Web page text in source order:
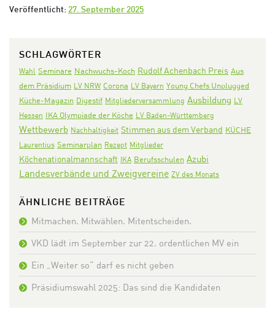
Veröffentlicht: 27. September 2025
SCHLAGWÖRTER
Wahl Seminare Nachwuchs-Koch Rudolf Achenbach Preis Aus
dem Präsidium LV NRW Corona LV Bayern Young Chefs Unplugged
Küche-Magazin Digestif Mitgliederversammlung Ausbildung LV
Hessen IKA Olympiade der Köche LV Baden-Württemberg
Wettbewerb Nachhaltigkeit Stimmen aus dem Verband KÜCHE
Laurentius Seminarplan Rezept Mitglieder
Köchenationalmannschaft IKA Berufsschulen Azubi
Landesverbände und Zweigvereine ZV des Monats
ÄHNLICHE BEITRÄGE
Mitmachen. Mitwählen. Mitentscheiden.
VKD lädt im September zur 22. ordentlichen MV ein
Ein „Weiter so“ darf es nicht geben
Präsidiumswahl 2025: Das sind die Kandidaten